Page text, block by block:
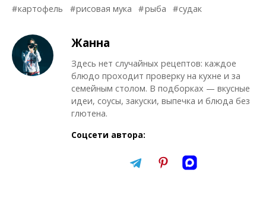
картофель рисовая мука рыба судак
Жанна
Здесь нет случайных рецептов: каждое
блюдо проходит проверку на кухне и за
семейным столом. В подборках — вкусные
идеи, соусы, закуски, выпечка и блюда без
глютена.
Соцсети автора: